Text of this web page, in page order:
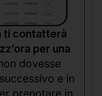
ti contatterà
per una
dovesse
e in
prenotare in